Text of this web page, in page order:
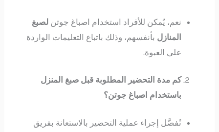
نعم، يُمكن للأفراد استخدام اصباغ جوتنلصبغ
المنازل بأنفسهم، وذلك باتباع التعليمات الواردة
على العبوة.
كم مدة التحضير المطلوبة قبل صبغ المنزل
باستخدام اصباغ جوتن؟
تُفضَّل إجراء عملية التحضير بالاستعانة بفريق